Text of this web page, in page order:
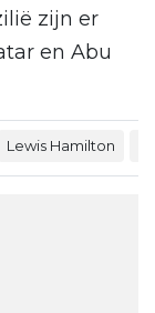
zijn er
en Abu
Lewis Hamilton